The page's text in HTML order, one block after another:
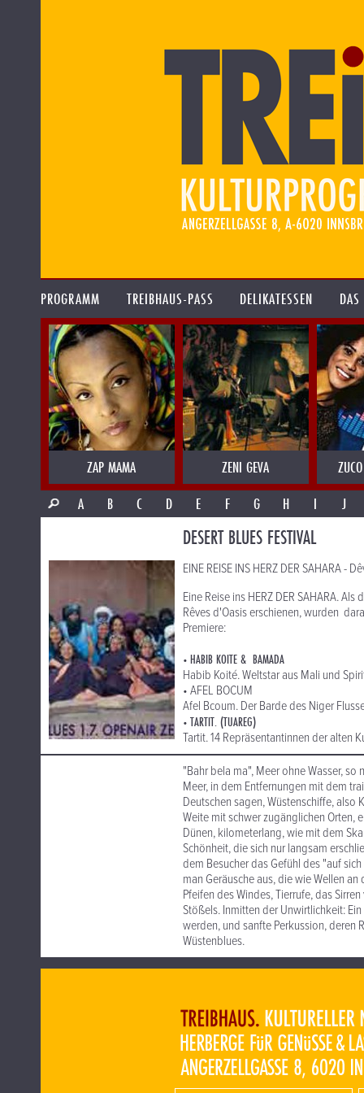
PROGRAMM TREIBHAUS-PASS DELIKATESSEN
ZAP MAMA ZENI GEVA
A
B C D E F G H I J
DESERT BLUES FESTIVAL
EINE REISE INS HERZ DER SAHARA -
Eine Reise ins HERZ DER SAHARA.
Rêves d'Oasis erschienen, wurden
Premiere:
•HABIB KOITE & BAMADA
Habib Koité. Weltstar aus Mali und
• AFEL BOCUM
Afel Bcoum. Der Barde des Niger
•TARTIT. (TUAREG)
Tartit. 14 Repräsentantinnen der alten
"Bahr bela ma", Meer ohne Wasser,
Meer, in dem Entfernungen mit dem
Deutschen sagen, Wüstenschiffe, also
Weite mit schwer zugänglichen Orten,
Dünen, kilometerlang, wie mit dem
Schönheit, die sich nur langsam
dem Besucher das Gefühl des "auf
man Geräusche aus, die wie Wellen
Pfeifen des Windes, Tierrufe, das
Stößels. Inmitten der Unwirtlichkeit:
werden, und sanfte Perkussion, deren
Wüstenblues.